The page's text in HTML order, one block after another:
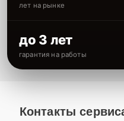
лет на рынке
до 3 лет
гарантия на работы
Контакты